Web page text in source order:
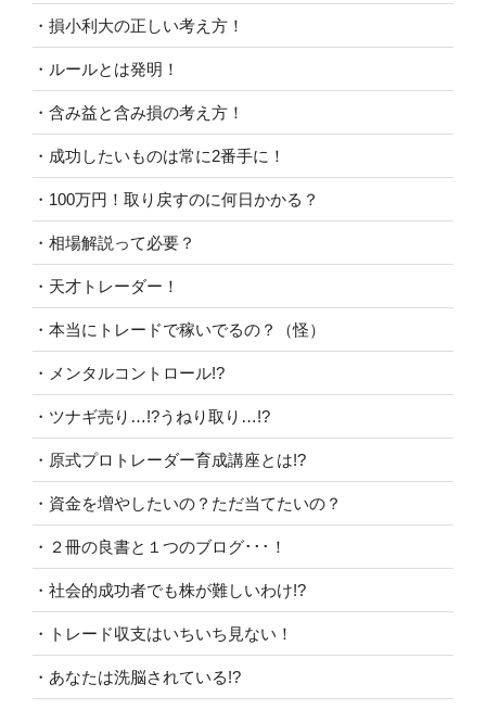
・損小利大の正しい考え方！
・ルールとは発明！
・含み益と含み損の考え方！
・成功したいものは常に2番手に！
・100万円！取り戻すのに何日かかる？
・相場解説って必要？
・天才トレーダー！
・本当にトレードで稼いでるの？（怪）
・メンタルコントロール!?
・ツナギ売り…!?うねり取り…!?
・原式プロトレーダー育成講座とは!?
・資金を増やしたいの？ただ当てたいの？
・２冊の良書と１つのブログ･･･！
・社会的成功者でも株が難しいわけ!?
・トレード収支はいちいち見ない！
・あなたは洗脳されている!?